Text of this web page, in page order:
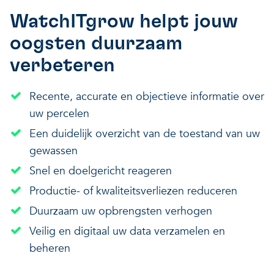
Veerkrachtige ecosystemen
WatchITgrow helpt jouw
oogsten duurzaam
verbeteren
Recente, accurate en objectieve informatie over
uw percelen
Een duidelijk overzicht van de toestand van uw
gewassen
Snel en doelgericht reageren
Productie- of kwaliteitsverliezen reduceren
Duurzaam uw opbrengsten verhogen
Veilig en digitaal uw data verzamelen en
beheren